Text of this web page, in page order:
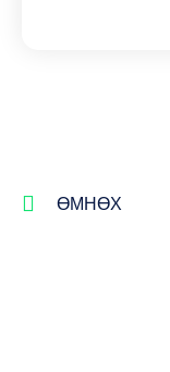
ӨМНӨХ